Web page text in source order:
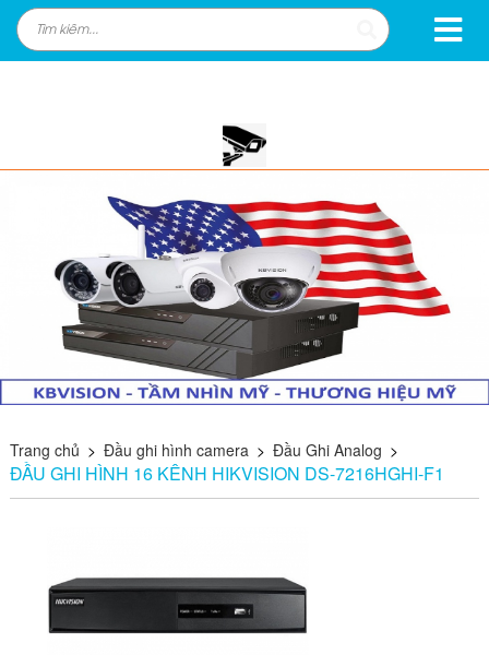
Trang chủ > Đầu ghi hình camera > Đầu Ghi Analog >
ĐẦU GHI HÌNH 16 KÊNH HIKVISION DS-7216HGHI-F1